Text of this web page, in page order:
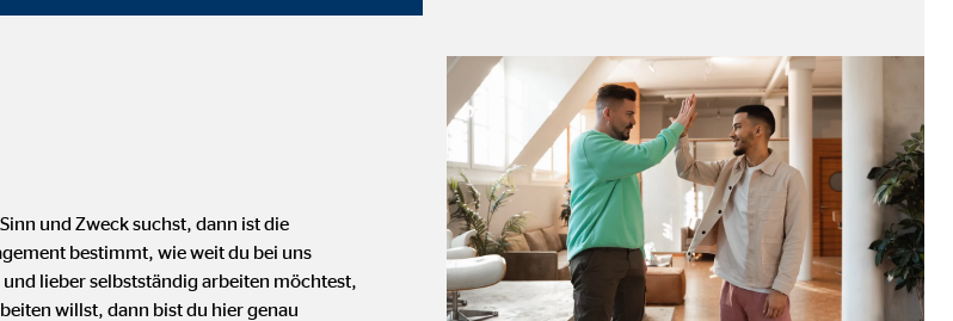
und Zweck suchst, dann ist die
bestimmt, wie weit du bei uns
lieber selbstständig arbeiten möchtest,
willst, dann bist du hier genau
Zu diesem Zweck werden die Daten an Drittanbieter übermittelt, die die